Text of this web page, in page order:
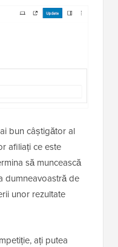
bun câștigător al
afiliați ce este
să muncească
dumneavoastră de
unor rezultate
ați putea